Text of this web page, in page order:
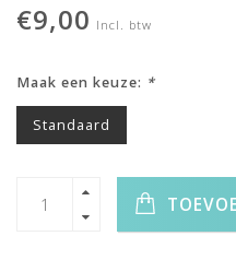
€9,00 Incl. btw
Maak een keuze: *
Standaard